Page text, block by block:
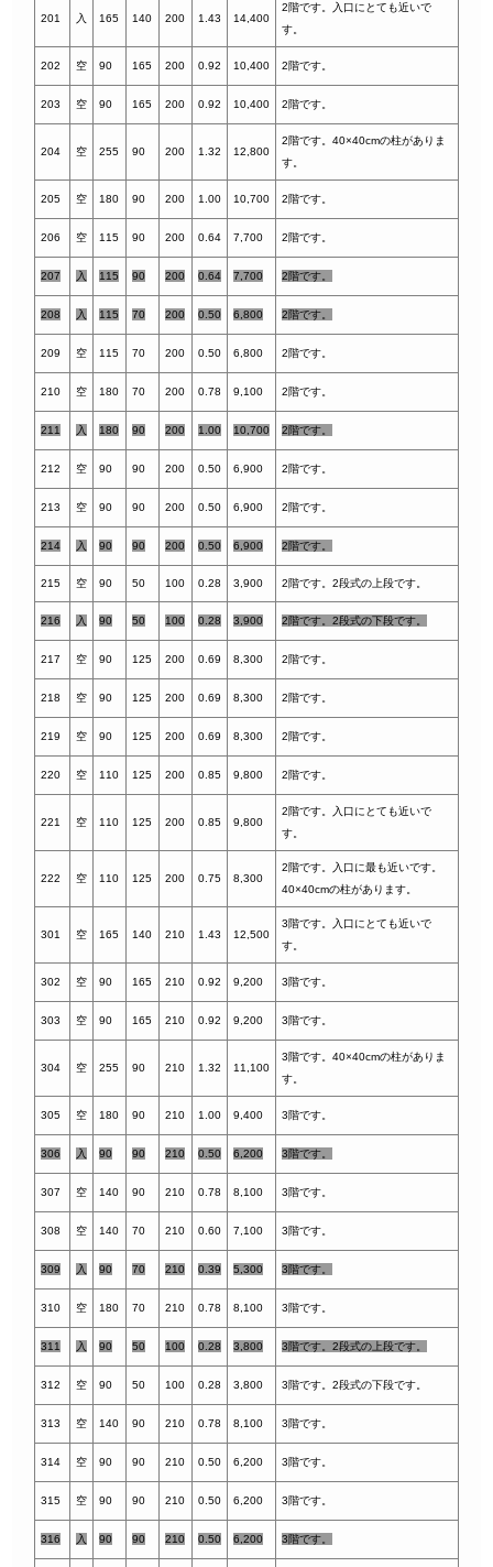
201 入 165 140 200 1.43 14,400
2階です。入口にとても近いで
す。
202 空 90 165 200 0.92 10,400 2階です。
203 空 90 165 200 0.92 10,400 2階です。
204 空 255 90 200 1.32 12,800
2階です。40×40cmの柱がありま
す。
205 空 180 90 200 1.00 10,700 2階です。
206 空 115 90 200 0.64 7,700 2階です。
207 入 115 90 200 0.64 7,700 2階です。
208 入 115 70 200 0.50 6,800 2階です。
209 空 115 70 200 0.50 6,800 2階です。
210 空 180 70 200 0.78 9,100 2階です。
211 入 180 90 200 1.00 10,700 2階です。
212 空 90 90 200 0.50 6,900 2階です。
213 空 90 90 200 0.50 6,900 2階です。
214 入 90 90 200 0.50 6,900 2階です。
215 空 90 50 100 0.28 3,900 2階です。2段式の上段です。
216 入 90 50 100 0.28 3,900 2階です。2段式の下段です。
217 空 90 125 200 0.69 8,300 2階です。
218 空 90 125 200 0.69 8,300 2階です。
219 空 90 125 200 0.69 8,300 2階です。
220 空 110 125 200 0.85 9,800 2階です。
221 空 110 125 200 0.85 9,800
2階です。入口にとても近いで
す。
222 空 110 125 200 0.75 8,300
2階です。入口に最も近いです。
40×40cmの柱があります。
301 空 165 140 210 1.43 12,500
3階です。入口にとても近いで
す。
302 空 90 165 210 0.92 9,200 3階です。
303 空 90 165 210 0.92 9,200 3階です。
304 空 255 90 210 1.32 11,100
3階です。40×40cmの柱がありま
す。
305 空 180 90 210 1.00 9,400 3階です。
306 入 90 90 210 0.50 6,200 3階です。
307 空 140 90 210 0.78 8,100 3階です。
308 空 140 70 210 0.60 7,100 3階です。
309 入 90 70 210 0.39 5,300 3階です。
310 空 180 70 210 0.78 8,100 3階です。
311 入 90 50 100 0.28 3,800 3階です。2段式の上段です。
312 空 90 50 100 0.28 3,800 3階です。2段式の下段です。
313 空 140 90 210 0.78 8,100 3階です。
314 空 90 90 210 0.50 6,200 3階です。
315 空 90 90 210 0.50 6,200 3階です。
316 入 90 90 210 0.50 6,200 3階です。